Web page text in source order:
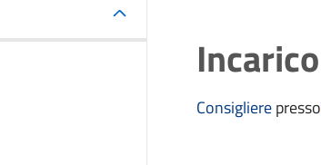
Incarico
Consiglierepresso